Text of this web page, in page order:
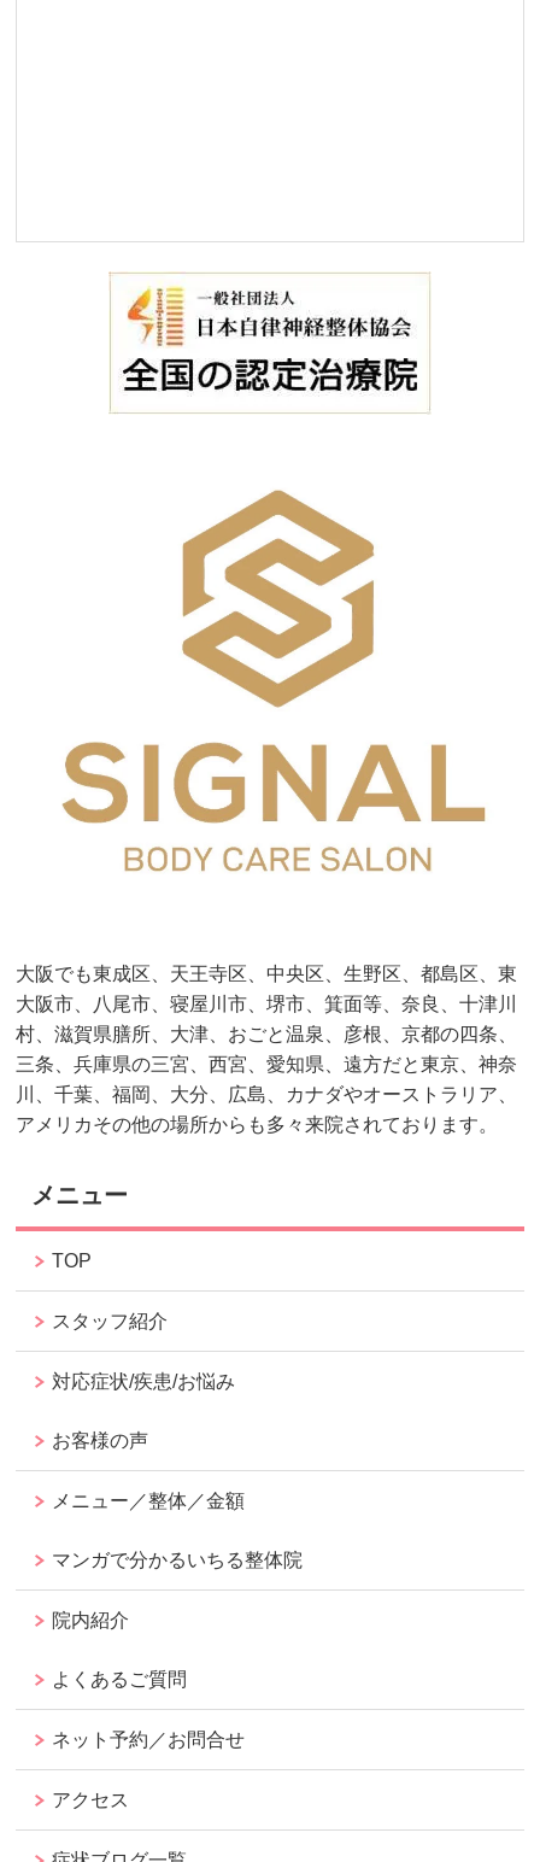
大阪でも東成区、天王寺区、中央区、生野区、都島区、東
大阪市、八尾市、寝屋川市、堺市、箕面等、奈良、十津川
村、滋賀県膳所、大津、おごと温泉、彦根、京都の四条、
三条、兵庫県の三宮、西宮、愛知県、遠方だと東京、神奈
川、千葉、福岡、大分、広島、カナダやオーストラリア、
アメリカその他の場所からも多々来院されております。
メニュー
TOP
スタッフ紹介
対応症状/疾患/お悩み
お客様の声
メニュー／整体／金額
マンガで分かるいちる整体院
院内紹介
よくあるご質問
ネット予約／お問合せ
アクセス